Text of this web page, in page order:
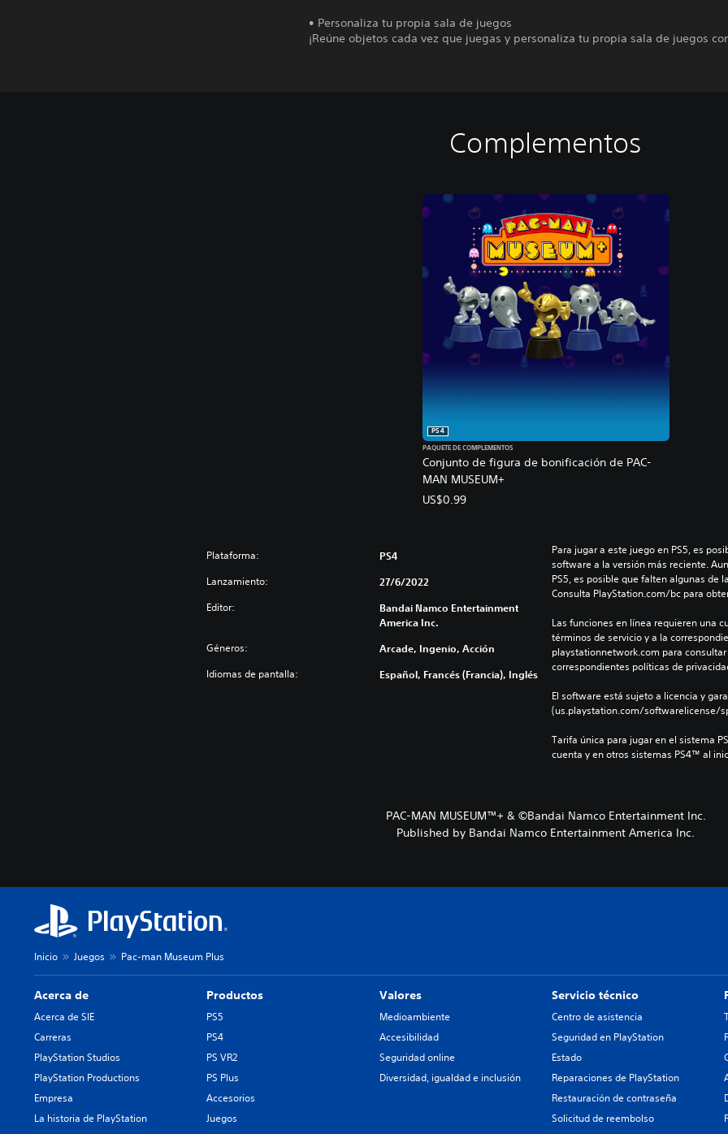
• Personaliza tu propia sala de juegos
¡Reúne objetos cada vez que juegas y personaliza tu propia sala de juegos
Complementos
Conjunto de figura de bonificación de PAC-
MAN MUSEUM+
PS4
PAQUETE DE COMPLEMENTOS
US$0.99
Plataforma: PS4
Lanzamiento: 27/6/2022
Editor:
Bandai Namco Entertainment
America Inc.
Géneros: Arcade, Ingenio, Acción
Idiomas de pantalla: Español, Francés (Francia), Inglés
Para jugar a este juego en PS5, es
software a la versión más reciente.
PS5, es posible que falten algunas de
Consulta PlayStation.com/bc para
Las funciones en línea requieren una
términos de servicio y a la
playstationnetwork.com para
correspondientes políticas de
El software está sujeto a licencia y
(us.playstation.com/softwarelicense/
Tarifa única para jugar en el sistema
cuenta y en otros sistemas PS4™ al
PAC-MAN MUSEUM™+ & ©Bandai Namco Entertainment Inc.
Published by Bandai Namco Entertainment America Inc.
Inicio Juegos Pac-man Museum Plus
Acerca de
Acerca de SIE
Carreras
PlayStation Studios
PlayStation Productions
Empresa
La historia de PlayStation
Productos
PS5
PS4
PS VR2
PS Plus
Accesorios
Juegos
Valores
Medioambiente
Accesibilidad
Seguridad online
Diversidad, igualdad e inclusión
Servicio técnico
Centro de asistencia
Seguridad en PlayStation
Estado
Reparaciones de PlayStation
Restauración de contraseña
Solicitud de reembolso